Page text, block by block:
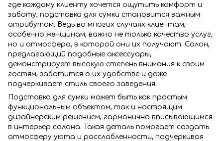
где каждому клиенту хочется ощутить комфорт и
заботу, подставка для сумки становится важным
атрибутом. Ведь во многих случаях клиентам,
особенно женщинам, важно не только качество услуг,
но и атмосфера, в которой они их получают. Салон,
предлагающий подобные аксессуары,
демонстрирует высокую степень внимания к своим
гостям, заботится о их удобстве и даже
подчеркивает стиль своего заведения.
Подставка для сумки может быть как простым
функциональным объектом, так и настоящим
дизайнерским решением, гармонично вписывающимся
в интерьер салона. Такая деталь помогает создать
атмосферу уюта и расслабленности, подчеркивая